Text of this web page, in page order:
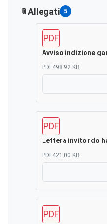
Allegati 5
PDF
Avviso indizione
PDF498.92 KB
PDF
Lettera invito rdo
PDF421.00 KB
PDF